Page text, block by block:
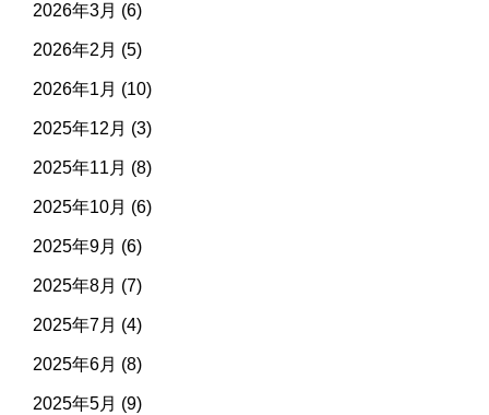
2026年3月 (6)
2026年2月 (5)
2026年1月 (10)
2025年12月 (3)
2025年11月 (8)
2025年10月 (6)
2025年9月 (6)
2025年8月 (7)
2025年7月 (4)
2025年6月 (8)
2025年5月 (9)